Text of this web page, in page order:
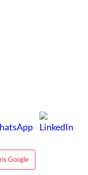
Google